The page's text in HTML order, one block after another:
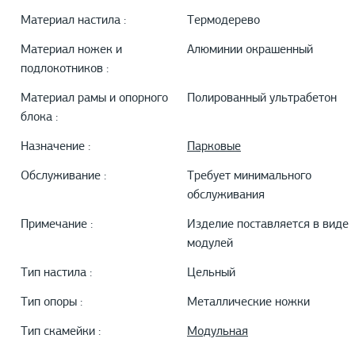
Материал настила : Термодерево
Материал ножек и
подлокотников :
Алюминии окрашенный
Материал рамы и опорного
блока :
Полированный ультрабетон
Назначение : Парковые
Обслуживание :
Требует минимального
обслуживания
Примечание :
Изделие поставляется в виде
модулей
Тип настила : Цельный
Тип опоры : Металлические ножки
Тип скамейки : Модульная